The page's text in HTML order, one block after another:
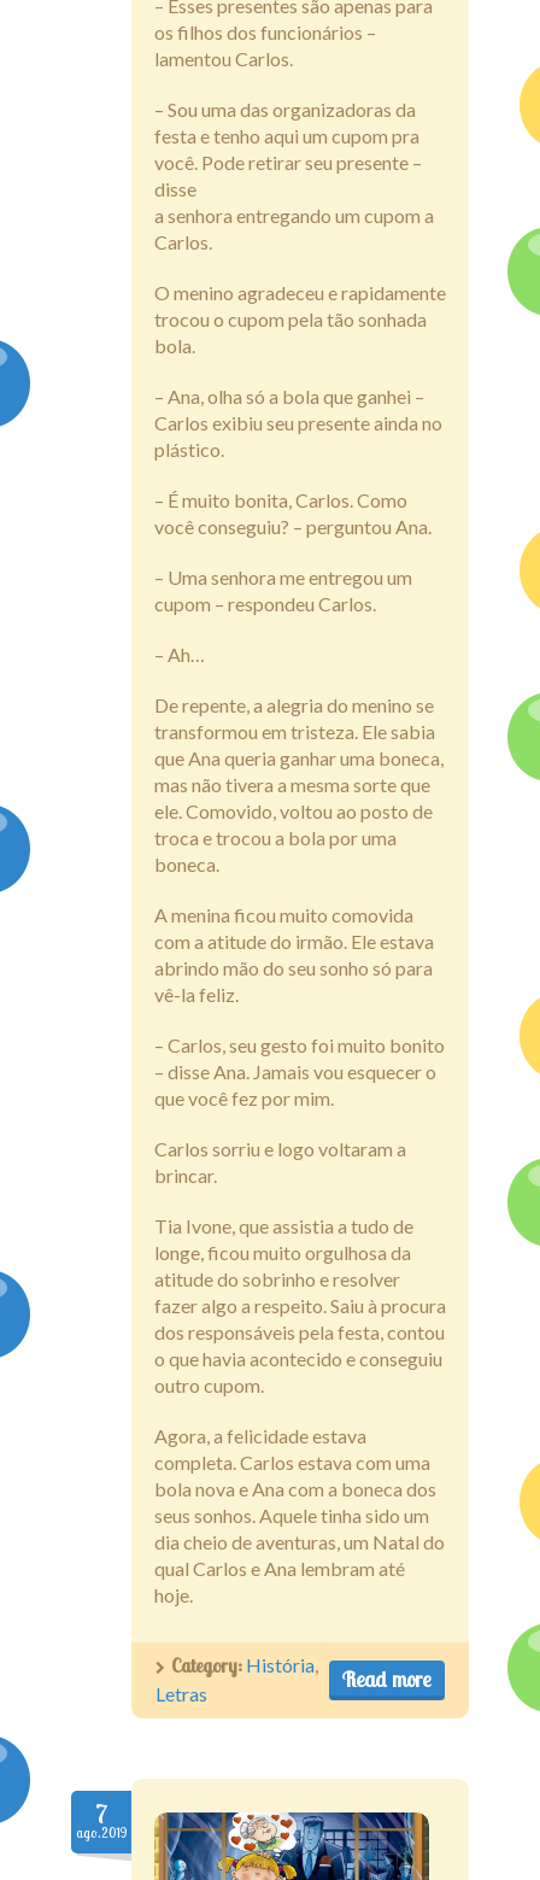
– Esses presentes são apenas para
os filhos dos funcionários –
lamentou Carlos.
– Sou uma das organizadoras da
festa e tenho aqui um cupom pra
você. Pode retirar seu presente –
disse
a senhora entregando um cupom a
Carlos.
O menino agradeceu e rapidamente
trocou o cupom pela tão sonhada
bola.
– Ana, olha só a bola que ganhei –
Carlos exibiu seu presente ainda no
plástico.
– É muito bonita, Carlos. Como
você conseguiu? – perguntou Ana.
– Uma senhora me entregou um
cupom – respondeu Carlos.
– Ah…
De repente, a alegria do menino se
transformou em tristeza. Ele sabia
que Ana queria ganhar uma boneca,
mas não tivera a mesma sorte que
ele. Comovido, voltou ao posto de
troca e trocou a bola por uma
boneca.
A menina ficou muito comovida
com a atitude do irmão. Ele estava
abrindo mão do seu sonho só para
vê-la feliz.
– Carlos, seu gesto foi muito bonito
– disse Ana. Jamais vou esquecer o
que você fez por mim.
Carlos sorriu e logo voltaram a
brincar.
Tia Ivone, que assistia a tudo de
longe, ficou muito orgulhosa da
atitude do sobrinho e resolver
fazer algo a respeito. Saiu à procura
dos responsáveis pela festa, contou
o que havia acontecido e conseguiu
outro cupom.
Agora, a felicidade estava
completa. Carlos estava com uma
bola nova e Ana com a boneca dos
seus sonhos. Aquele tinha sido um
dia cheio de aventuras, um Natal do
qual Carlos e Ana lembram até
hoje.
Read more
Category: História,
Letras
7
ago.2019